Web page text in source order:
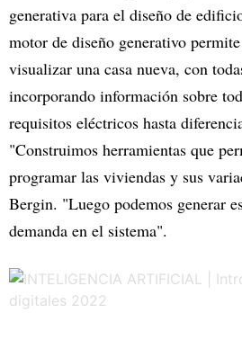
generativa para el diseño de
motor de diseño generativo
visualizar una casa nueva, con
incorporando información sobre
requisitos eléctricos hasta
"Construimos herramientas que
programar las viviendas y sus
Bergin. "Luego podemos generar
demanda en el sistema".